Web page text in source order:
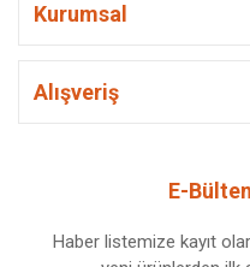
Kurumsal
Alışveriş
E-
Haber listemize kayıt